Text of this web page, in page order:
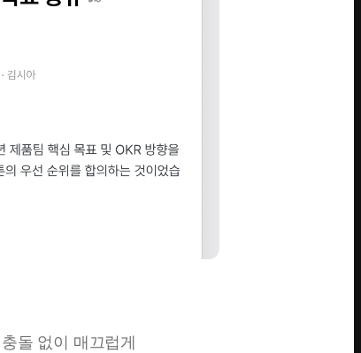
돌 없이 매끄럽게